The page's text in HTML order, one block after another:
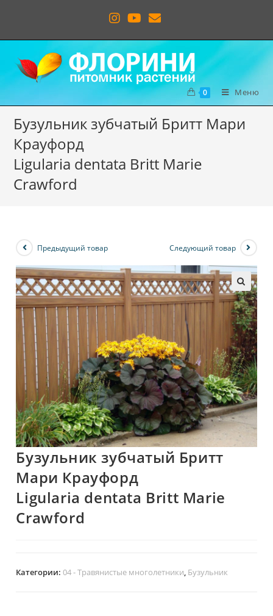
0 Меню
Бузульник зубчатый Бритт Мари
Крауфорд
Ligularia dentata Britt Marie
Crawford
Предыдущий товар Следующий товар
🔍
Бузульник зубчатый Бритт
Мари Крауфорд
Ligularia dentata Britt Marie
Crawford
Категории:04 - Травянистые многолетники Бузульник